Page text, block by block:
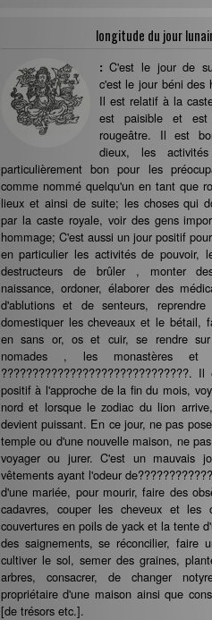
longitude du jour
:C'est le jour de
c'est le jour béni des
Il est relatif à la
est paisible et
rougeâtre. Il est
dieux, les
particulièrement bon pour les
comme nommé quelqu'un en tant que
lieux et ainsi de suite; les choses qui
par la caste royale, voir des gens
hommage; C'est aussi un jour positif
en particulier les activités de pouvoir,
destructeurs de brûler , monter
naissance, ordoner, élaborer des
d'ablutions et de senteurs,
domestiquer les cheveaux et le bétail,
en sans or, os et cuir, se rendre
nomades , les monastères et
??????????????????????????????.
positif à l'approche de la fin du mois,
nord et lorsque le zodiac du lion
devient puissant. En ce jour, ne pas
temple ou d'une nouvelle maison, ne
voyager ou jurer. C'est un mauvais
vêtements ayant l'odeur
d'une mariée, pour mourir, faire des
cadavres, couper les cheveux et les
couvertures en poils de yack et la tente
des saignements, se réconcilier, faire
cultiver le sol, semer des graines,
arbres, consacrer, de changer
propriétaire d'une maison ainsi que
[de trésors etc.].